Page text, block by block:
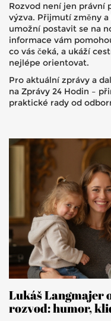
Rozvod není jen právní
výzva. Přijmutí změny
umožní postavit se na
informace vám
co vás čeká, a ukáží
nejlépe orientovat.
Pro aktuální zprávy a
na Zprávy 24 Hodin –
praktické rady od
Lukáš Langmajer
rozvod: humor,